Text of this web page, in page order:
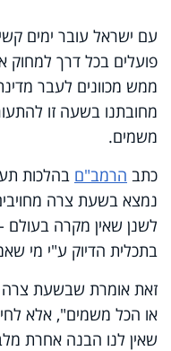
עם ישראל עובר ימים
פועלים בכל דרך למחוק
ממש מכוונים לעבר
מחובתנו בשעה זו
משמים.
כתב הרמב"ם בהלכות
נמצא בשעת צרה
לשנן שאין מקרה בעולם
בתכלית הדיוק ע"י מי
זאת אומרת שבשעת צרה
או הכל משמים", אלא
שאין לנו הבנה אחרת